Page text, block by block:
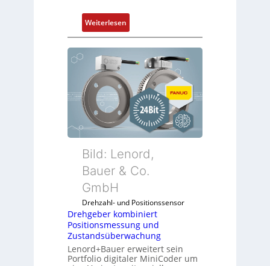
Weiterlesen:
M
o
b
l
u
n
k
o
d
e
b
r
i
n
Bild: Lenord,
Bauer & Co.
GmbH
Drehzahl- und Positionssensor
Drehgeber kombiniert
Positionsmessung und
Zustandsüberwachung
Lenord+Bauer erweitert sein
Portfolio digitaler MiniCoder um